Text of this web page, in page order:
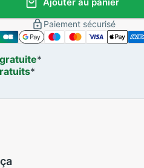
Paiement sécurisé
gratuite*
*